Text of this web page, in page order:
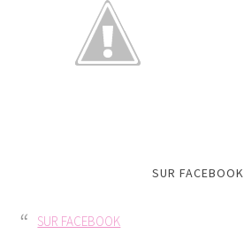
SUR FACEBOOK
SUR FACEBOOK